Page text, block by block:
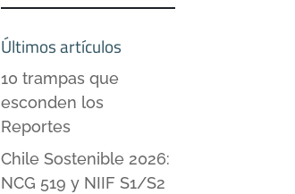
Últimos artículos
10 trampas que
esconden los
Reportes
Chile Sostenible 2026:
NCG 519 y NIIF S1/S2